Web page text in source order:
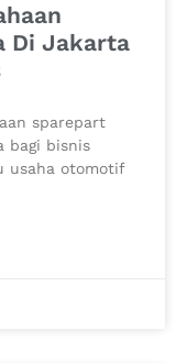
Di Jakarta
sparepart
bagi bisnis
usaha otomotif